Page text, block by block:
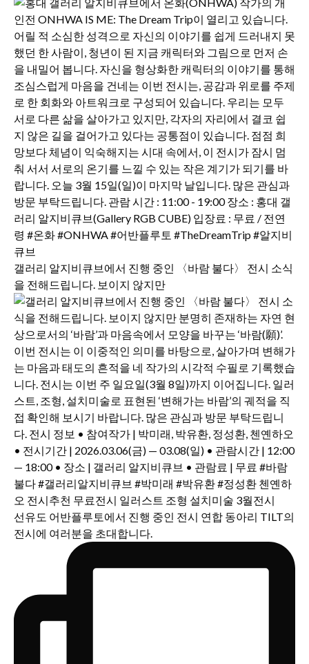
갤러리 알지비큐브에서 진행 중인 〈바람 불다〉 전시 소식
을 전해드립니다. 보이지 않지만
선유도 어반플루토에서 진행 중인 전시 연합 동아리 TILT의
전시에 여러분을 초대합니다.